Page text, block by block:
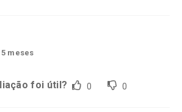
5 meses
foi útil? 0 0